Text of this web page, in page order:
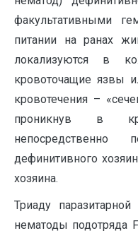
факультативными
питании на ранах
локализуются в
кровоточащие язвы
кровотечения –
проникнув в
непосредственно
дефинитивного
хозяина.
Триаду
нематоды подотряда